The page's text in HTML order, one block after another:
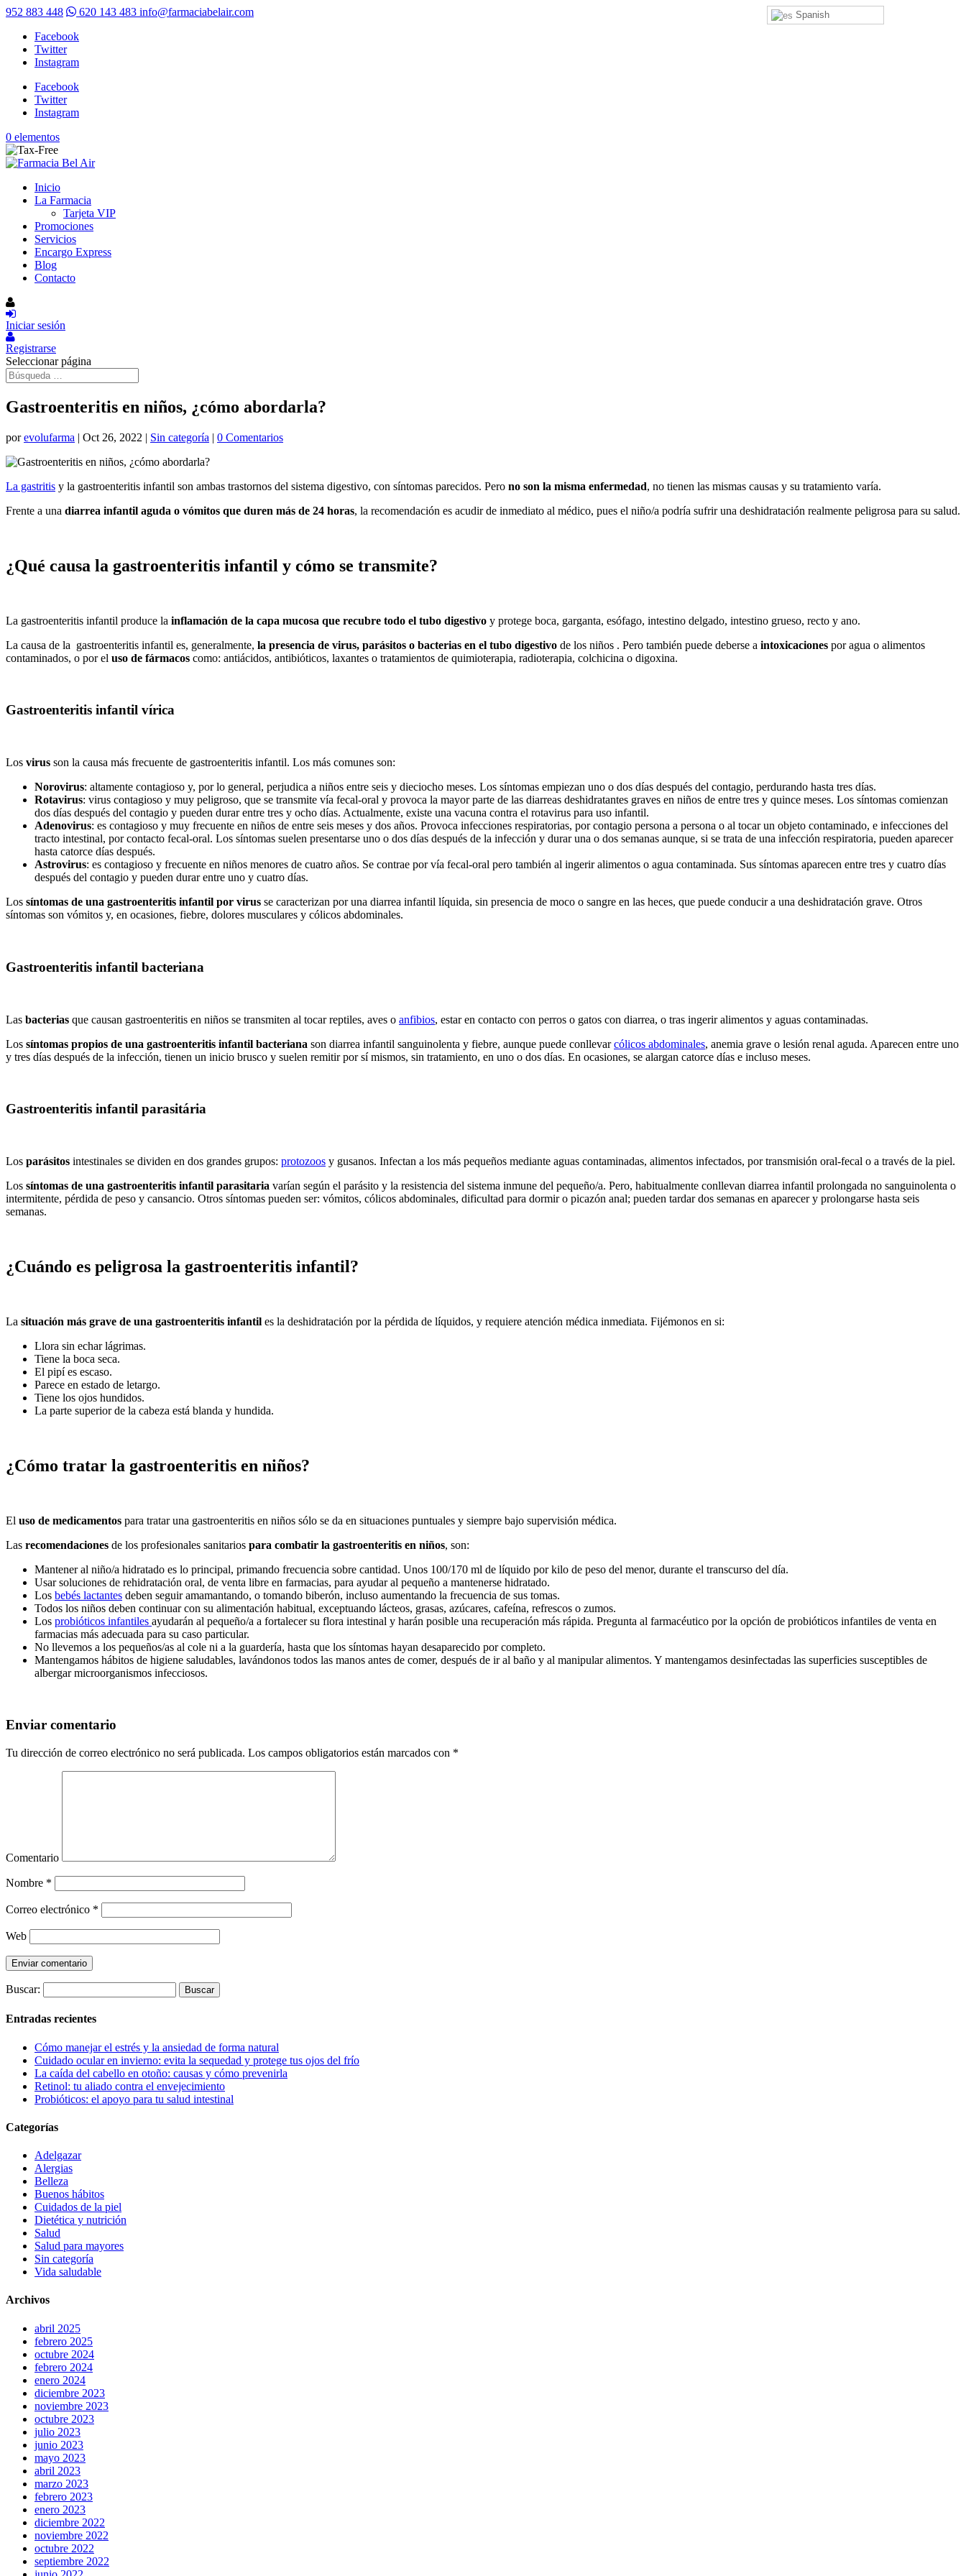
952 883 448 620 143 483 info@farmaciabelair.com
Facebook
Twitter
Instagram
Facebook
Twitter
Instagram
0 elementos
Inicio
La Farmacia
Tarjeta VIP
Promociones
Servicios
Encargo Express
Blog
Contacto
Iniciar sesión
Registrarse
Seleccionar página
Gastroenteritis en niños, ¿cómo abordarla?
porevolufarma | Oct 26, 2022 | Sin categoría | 0 Comentarios
La gastritis y la gastroenteritis infantil son ambas trastornos del sistema digestivo, con síntomas parecidos. Pero no son la misma enfermedad, no tienen las mismas causas y su tratamiento varía.
Frente a una diarrea infantil aguda o vómitos que duren más de 24 horas, la recomendación es acudir de inmediato al médico, pues el niño/a podría sufrir una deshidratación realmente peligrosa para su salud.
¿Qué causa la gastroenteritis infantil y cómo se transmite?
La gastroenteritis infantil produce la inflamación de la capa mucosa que recubre todo el tubo digestivo y protege boca, garganta, esófago, intestino delgado, intestino grueso, recto y ano.
La causa de la gastroenteritis infantil es, generalmente, la presencia de virus, parásitos o bacterias en el tubo digestivo de los niños . Pero también puede deberse a intoxicaciones por agua o alimentos
contaminados, o por el uso de fármacos como: antiácidos, antibióticos, laxantes o tratamientos de quimioterapia, radioterapia, colchicina o digoxina.
Gastroenteritis infantil vírica
Los virus son la causa más frecuente de gastroenteritis infantil. Los más comunes son:
Norovirus: altamente contagioso y, por lo general, perjudica a niños entre seis y dieciocho meses. Los síntomas empiezan uno o dos días después del contagio, perdurando hasta tres días.
Rotavirus: virus contagioso y muy peligroso, que se transmite vía fecal-oral y provoca la mayor parte de las diarreas deshidratantes graves en niños de entre tres y quince meses. Los síntomas comienzan
dos días después del contagio y pueden durar entre tres y ocho días. Actualmente, existe una vacuna contra el rotavirus para uso infantil.
Adenovirus: es contagioso y muy frecuente en niños de entre seis meses y dos años. Provoca infecciones respiratorias, por contagio persona a persona o al tocar un objeto contaminado, e infecciones del
tracto intestinal, por contacto fecal-oral. Los síntomas suelen presentarse uno o dos días después de la infección y durar una o dos semanas aunque, si se trata de una infección respiratoria, pueden aparecer
hasta catorce días después.
Astrovirus: es contagioso y frecuente en niños menores de cuatro años. Se contrae por vía fecal-oral pero también al ingerir alimentos o agua contaminada. Sus síntomas aparecen entre tres y cuatro días
después del contagio y pueden durar entre uno y cuatro días.
Los síntomas de una gastroenteritis infantil por virus se caracterizan por una diarrea infantil líquida, sin presencia de moco o sangre en las heces, que puede conducir a una deshidratación grave. Otros
síntomas son vómitos y, en ocasiones, fiebre, dolores musculares y cólicos abdominales.
Gastroenteritis infantil bacteriana
Las bacterias que causan gastroenteritis en niños se transmiten al tocar reptiles, aves o anfibios, estar en contacto con perros o gatos con diarrea, o tras ingerir alimentos y aguas contaminadas.
Los síntomas propios de una gastroenteritis infantil bacteriana son diarrea infantil sanguinolenta y fiebre, aunque puede conllevarcólicos abdominales, anemia grave o lesión renal aguda. Aparecen entre uno
y tres días después de la infección, tienen un inicio brusco y suelen remitir por sí mismos, sin tratamiento, en uno o dos días. En ocasiones, se alargan catorce días e incluso meses.
Gastroenteritis infantil parasitária
Los parásitos intestinales se dividen en dos grandes grupos: protozoos y gusanos. Infectan a los más pequeños mediante aguas contaminadas, alimentos infectados, por transmisión oral-fecal o a través de la piel.
Los síntomas de una gastroenteritis infantil parasitaria varían según el parásito y la resistencia del sistema inmune del pequeño/a. Pero, habitualmente conllevan diarrea infantil prolongada no sanguinolenta o
intermitente, pérdida de peso y cansancio. Otros síntomas pueden ser: vómitos, cólicos abdominales, dificultad para dormir o picazón anal; pueden tardar dos semanas en aparecer y prolongarse hasta seis
semanas.
¿Cuándo es peligrosa la gastroenteritis infantil?
La situación más grave de una gastroenteritis infantil es la deshidratación por la pérdida de líquidos, y requiere atención médica inmediata. Fijémonos en si:
Llora sin echar lágrimas.
Tiene la boca seca.
El pipí es escaso.
Parece en estado de letargo.
Tiene los ojos hundidos.
La parte superior de la cabeza está blanda y hundida.
¿Cómo tratar la gastroenteritis en niños?
El uso de medicamentos para tratar una gastroenteritis en niños sólo se da en situaciones puntuales y siempre bajo supervisión médica.
Las recomendaciones de los profesionales sanitarios para combatir la gastroenteritis en niños, son:
Mantener al niño/a hidratado es lo principal, primando frecuencia sobre cantidad. Unos 100/170 ml de líquido por kilo de peso del menor, durante el transcurso del día.
Usar soluciones de rehidratación oral, de venta libre en farmacias, para ayudar al pequeño a mantenerse hidratado.
Los bebés lactantes deben seguir amamantando, o tomando biberón, incluso aumentando la frecuencia de sus tomas.
Todos los niños deben continuar con su alimentación habitual, exceptuando lácteos, grasas, azúcares, cafeína, refrescos o zumos.
Los probióticos infantiles ayudarán al pequeño/a a fortalecer su flora intestinal y harán posible una recuperación más rápida. Pregunta al farmacéutico por la opción de probióticos infantiles de venta en
farmacias más adecuada para su caso particular.
No llevemos a los pequeños/as al cole ni a la guardería, hasta que los síntomas hayan desaparecido por completo.
Mantengamos hábitos de higiene saludables, lavándonos todos las manos antes de comer, después de ir al baño y al manipular alimentos. Y mantengamos desinfectadas las superficies susceptibles de
albergar microorganismos infecciosos.
Enviar comentario
Tu dirección de correo electrónico no será publicada. Los campos obligatorios están marcados con *
Comentario
Nombre *
Correo electrónico *
Web
Buscar:
Entradas recientes
Cómo manejar el estrés y la ansiedad de forma natural
Cuidado ocular en invierno: evita la sequedad y protege tus ojos del frío
La caída del cabello en otoño: causas y cómo prevenirla
Retinol: tu aliado contra el envejecimiento
Probióticos: el apoyo para tu salud intestinal
Categorías
Adelgazar
Alergias
Belleza
Buenos hábitos
Cuidados de la piel
Dietética y nutrición
Salud
Salud para mayores
Sin categoría
Vida saludable
Archivos
abril 2025
febrero 2025
octubre 2024
febrero 2024
enero 2024
diciembre 2023
noviembre 2023
octubre 2023
julio 2023
junio 2023
mayo 2023
abril 2023
marzo 2023
febrero 2023
enero 2023
diciembre 2022
noviembre 2022
octubre 2022
septiembre 2022
Spanish